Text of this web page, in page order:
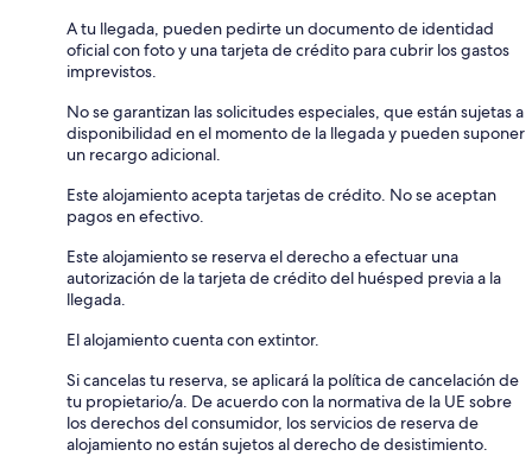
A tu llegada, pueden pedirte un documento de identidad
oficial con foto y una tarjeta de crédito para cubrir los gastos
imprevistos.
No se garantizan las solicitudes especiales, que están sujetas a
disponibilidad en el momento de la llegada y pueden suponer
un recargo adicional.
Este alojamiento acepta tarjetas de crédito. No se aceptan
pagos en efectivo.
Este alojamiento se reserva el derecho a efectuar una
autorización de la tarjeta de crédito del huésped previa a la
llegada.
El alojamiento cuenta con extintor.
Si cancelas tu reserva, se aplicará la política de cancelación de
tu propietario/a. De acuerdo con la normativa de la UE sobre
los derechos del consumidor, los servicios de reserva de
alojamiento no están sujetos al derecho de desistimiento.